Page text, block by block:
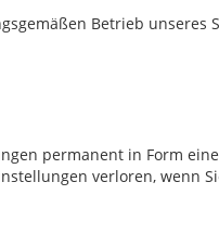
Betrieb unseres
permanent in Form
verloren, wenn